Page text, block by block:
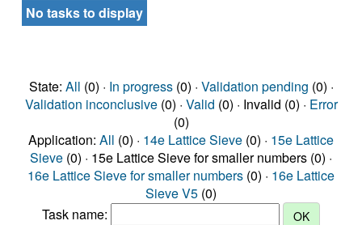
No tasks to display
State: All (0) · In progress(0) · Validation pending (0) ·
Validation inconclusive(0) · Valid (0) · Invalid (0) · Error
(0)
Application: All (0) · 14e Lattice Sieve (0) · 15e Lattice
Sieve (0) · 15e Lattice Sieve for smaller numbers (0) ·
16e Lattice Sieve for smaller numbers (0) · 16e Lattice
Sieve V5 (0)
Task name: